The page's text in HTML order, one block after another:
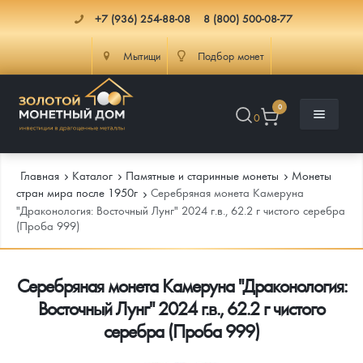
+7 (936) 254-88-08 8 (800) 500-08-77
Мытищи Подбор монет
0
0
Каталог
Инвестиционные монеты
Монеты Россия и СССР
Памятные и старинные монеты
Как сделать заказ
Подлинность монет
Доставка
Главная Каталог Памятные и старинные монеты
Монеты
стран мира после 1950г
Серебряная монета Камеруна
"Драконология: Восточный Лунг" 2024 г.в., 62.2 г чистого серебра
(Проба 999)
Серебряная монета Камеруна "Драконология:
Восточный Лунг" 2024 г.в., 62.2 г чистого
серебра (Проба 999)